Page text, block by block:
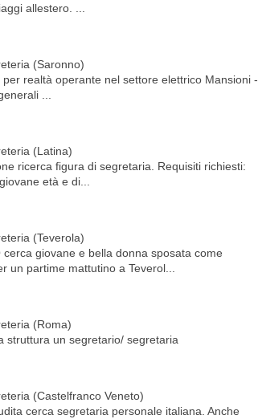
allestero. ...
(Saronno)
per realtà operante nel settore elettrico Mansioni -
...
(Latina)
ricerca figura di segretaria. Requisiti richiesti:
età e di...
(Teverola)
giovane e bella donna sposata come
un partime mattutino a Teverol...
(Roma)
struttura un segretario/ segretaria
(Castelfranco Veneto)
cerca segretaria personale italiana. Anche